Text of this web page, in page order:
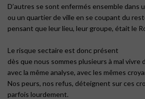
D’autres se sont enfermés ensemble dans
ou un quartier de ville en se coupant du
pensant que leur lieu, leur groupe, était le
Le risque sectaire est donc présent
dès que nous sommes plusieurs à mal vivre
avec la même analyse, avec les mêmes
Nos peurs, nos refus, déteignent sur ces
parfois lourdement.